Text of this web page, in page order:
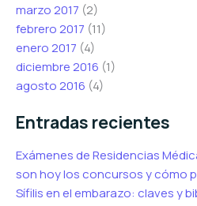
marzo 2017 (2)
febrero 2017 (11)
enero 2017 (4)
diciembre 2016 (1)
agosto 2016 (4)
Entradas recientes
Exámenes de Residencias
son hoy los concursos y cómo
Sífilis en el embarazo: claves y